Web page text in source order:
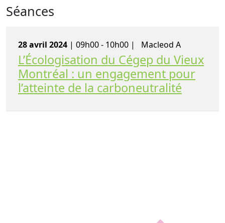
Séances
28 avril 2024 | 09h00 - 10h00 | Macleod A
L’Écologisation du Cégep du Vieux
Montréal : un engagement pour
l’atteinte de la carboneutralité